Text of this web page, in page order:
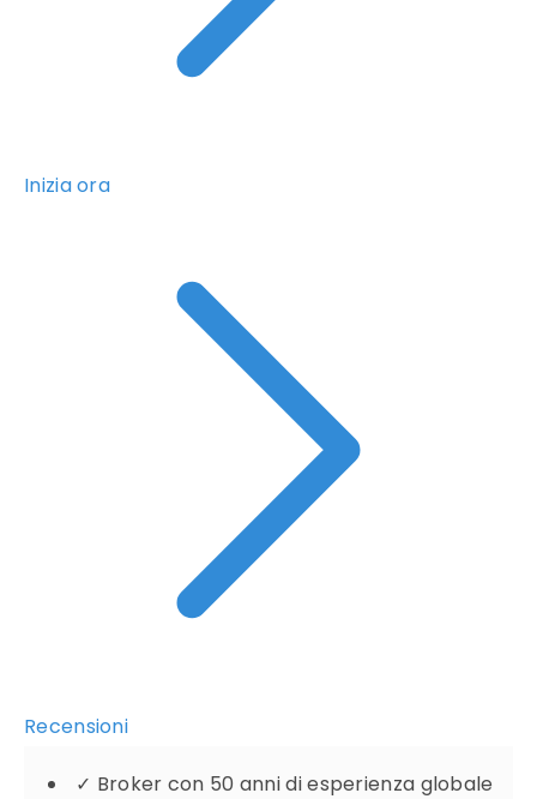
Inizia ora
Recensioni
✓ Broker con 50 anni di esperienza globale